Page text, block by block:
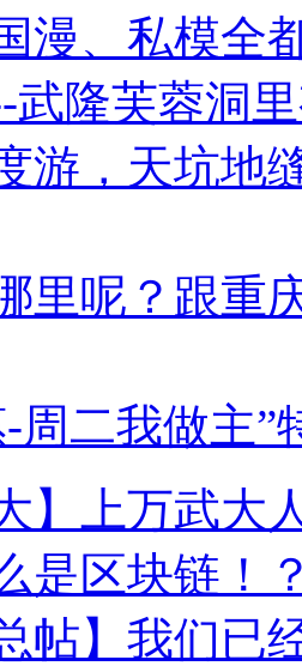
漫、私模全
武隆芙蓉洞
游，天坑地
里呢？跟重
周二我做主”
】上万武大
是区块链！
帖】我们已